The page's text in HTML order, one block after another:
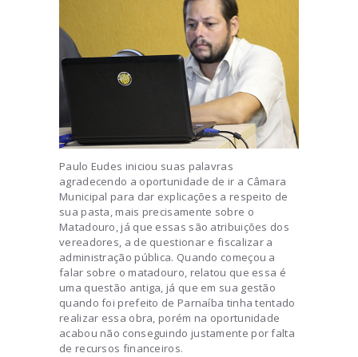
Paulo Eudes iniciou suas palavras
agradecendo a oportunidade de ir a Câmara
Municipal para dar explicações a respeito de
sua pasta, mais precisamente sobre o
Matadouro, já que essas são atribuições dos
vereadores, a de questionar e fiscalizar a
administração pública. Quando começou a
falar sobre o matadouro, relatou que essa é
uma questão antiga, já que em sua gestão
quando foi prefeito de Parnaíba tinha tentado
realizar essa obra, porém na oportunidade
acabou não conseguindo justamente por falta
de recursos financeiros.